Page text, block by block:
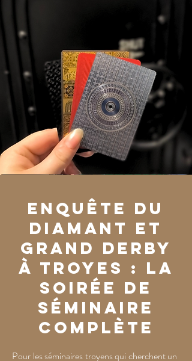
Enquête du
Diamant et
Grand Derby
à Troyes : la
soirée de
séminaire
complète
Pour les séminaires troyens qui cherchent un